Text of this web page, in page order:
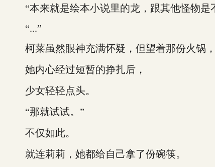
“本来就是绘本小说里的龙，跟其他怪物是
“...”
柯莱虽然眼神充满怀疑，但望着那份火锅，
她内心经过短暂的挣扎后，
少女轻轻点头。
“那就试试。”
不仅如此。
就连莉莉，她都给自己拿了份碗筷。